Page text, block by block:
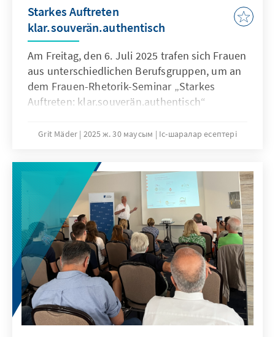
Starkes Auftreten
klar.souverän.authentisch
Am Freitag, den 6. Juli 2025 trafen sich Frauen
aus unterschiedlichen Berufsgruppen, um an
dem Frauen-Rhetorik-Seminar „Starkes
Auftreten: klar.souverän.authentisch“
persönliche Entwicklung zu fördern und
geben, um die Herausforderungen in
Ehrenamt, Beruf oder politischen Engagement
zu meistern. Ein Bericht von Gunda Nölcke.
Grit Mäder 2025 ж. 30 маусым Іс-шаралар есептері